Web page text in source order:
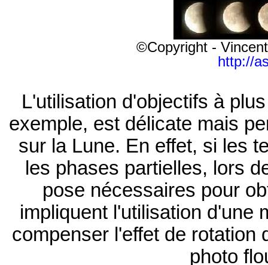
©Copyright -
http://
L'utilisation d'objectifs à
exemple, est délicate mais
sur la Lune. En effet, si les
les phases partielles, lors
pose nécessaires pour
impliquent l'utilisation d'une
compenser l'effet de rotation
photo